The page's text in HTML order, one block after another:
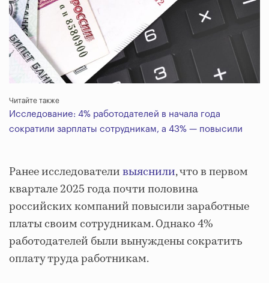
Читайте также
Исследование: 4% работодателей в начала года
сократили зарплаты сотрудникам, а 43% — повысили
Ранее исследователивыяснили, что в первом
квартале 2025 года почти половина
российских компаний повысили заработные
платы своим сотрудникам. Однако 4%
работодателей были вынуждены сократить
оплату труда работникам.